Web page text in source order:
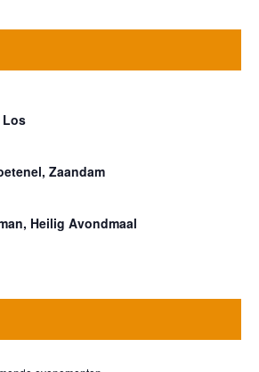
Los
Zaandam
Heilig Avondmaal